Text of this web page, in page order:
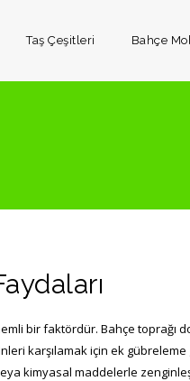
Taş Çeşitleri Bahçe
bir faktördür. Bahçe toprağı
karşılamak için ek
kimyasal maddelerle